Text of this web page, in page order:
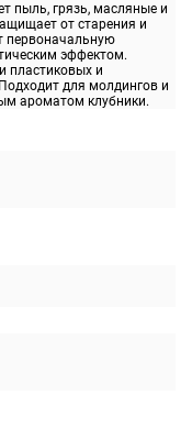
пыль, грязь, масляные и
от старения и
первоначальную
эффектом.
пластиковых и
для молдингов и
ароматом клубники.